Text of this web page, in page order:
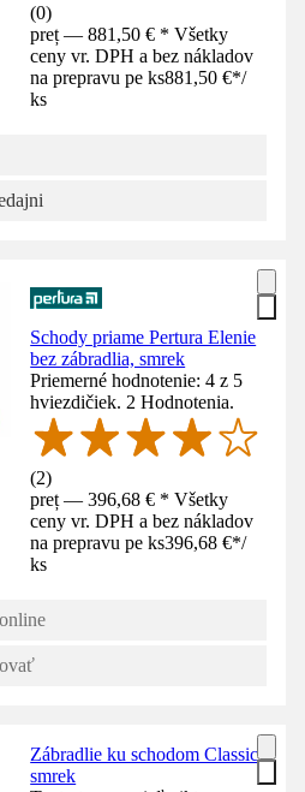
(0)
preț — 881,50 € * Všetky
ceny vr. DPH a bez nákladov
na prepravu pe ks881,50 €*/
ks
Schody priame Pertura Elenie
bez zábradlia, smrek
Priemerné hodnotenie: 4 z 5
hviezdičiek. 2 Hodnotenia.
(2)
preț — 396,68 € * Všetky
ceny vr. DPH a bez nákladov
na prepravu pe ks396,68 €*/
ks
Zábradlie ku schodom Classic
smrek